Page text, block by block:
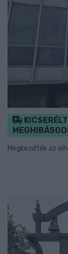
Megkezdték az